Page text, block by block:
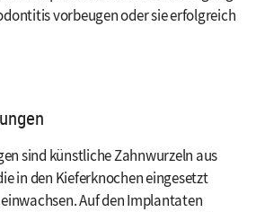
vorbeugen oder sie erfolgreich
sind künstliche Zahnwurzeln aus
in den Kieferknochen eingesetzt
Auf den Implantaten